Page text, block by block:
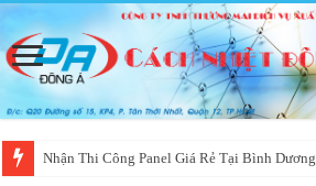
Nhận Thi Công Panel Giá Rẻ Tại Bình Dương